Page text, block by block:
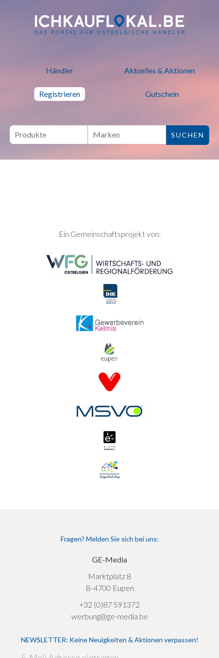
ich kauf lokal - Bei lokalen
Händler Aktuelles & Aktionen
Registrieren Gutschein
SEITENFUSSEin Gemeinschaftsprojekt von:
Fragen? Melden Sie sich bei uns:
GE-Media
Marktplatz 8
B-4700 Eupen
+32 (0)87 591372
werbung@ge-media.be
NEWSLETTER: Keine Neuigkeiten & Aktionen verpassen!